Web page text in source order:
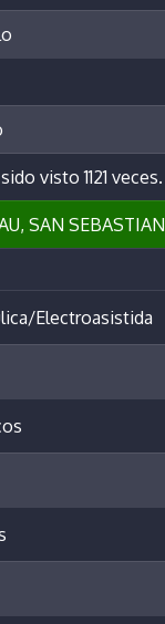
visto 1121 veces.
SAN
Electroasistida